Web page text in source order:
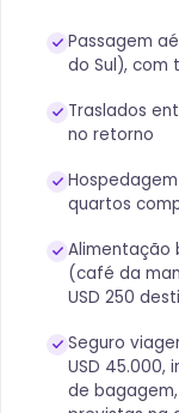
Passagem
do Sul), com
Traslados
no retorno
quartos
Alimentação
(café da
USD 250
Seguro
USD 45.000,
de